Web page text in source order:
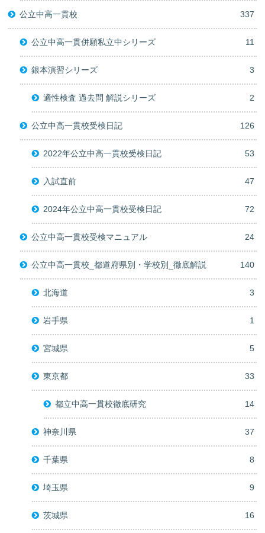
公立中高一貫校 337
公立中高一貫併願私立中シリーズ 11
銀本演習シリーズ 3
適性検査 過去問 解説シリーズ 2
公立中高一貫校受検日記 126
2022年公立中高一貫校受検日記 53
入試直前 47
2024年公立中高一貫校受検日記 72
公立中高一貫校受検マニュアル 24
公立中高一貫校_都道府県別・学校別_徹底解説 140
北海道 3
岩手県 1
宮城県 5
東京都 33
都立中高一貫校徹底研究 14
神奈川県 37
千葉県 8
埼玉県 9
茨城県 16